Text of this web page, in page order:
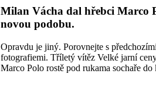
Milan Vácha dal hřebci Marco
novou podobu.
Opravdu je jiný. Porovnejte s
fotografiemi. Tříletý vítěz Velké jarní
Marco Polo rostě pod rukama sochaře do